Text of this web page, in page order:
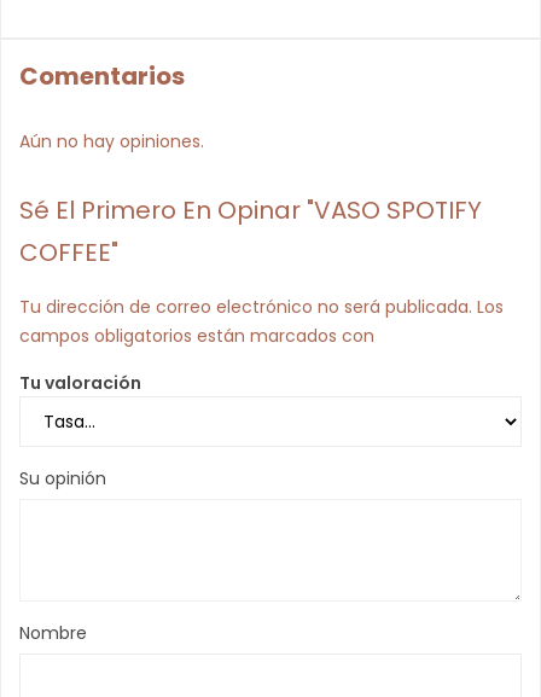
Comentarios
Aún no hay opiniones.
Sé El Primero En Opinar "VASO SPOTIFY
COFFEE"
Tu dirección de correo electrónico no será publicada. Los
campos obligatorios están marcados con
Tu valoración
Su opinión
Nombre